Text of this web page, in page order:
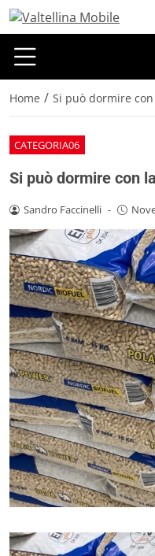
Home / Si può dormire
CATEGORIA06
Si può dormire con
Sandro Faccinelli -